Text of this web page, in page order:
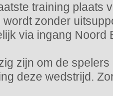
training plaats
zonder
via ingang Noord
zijn om de
deze wedstrijd.